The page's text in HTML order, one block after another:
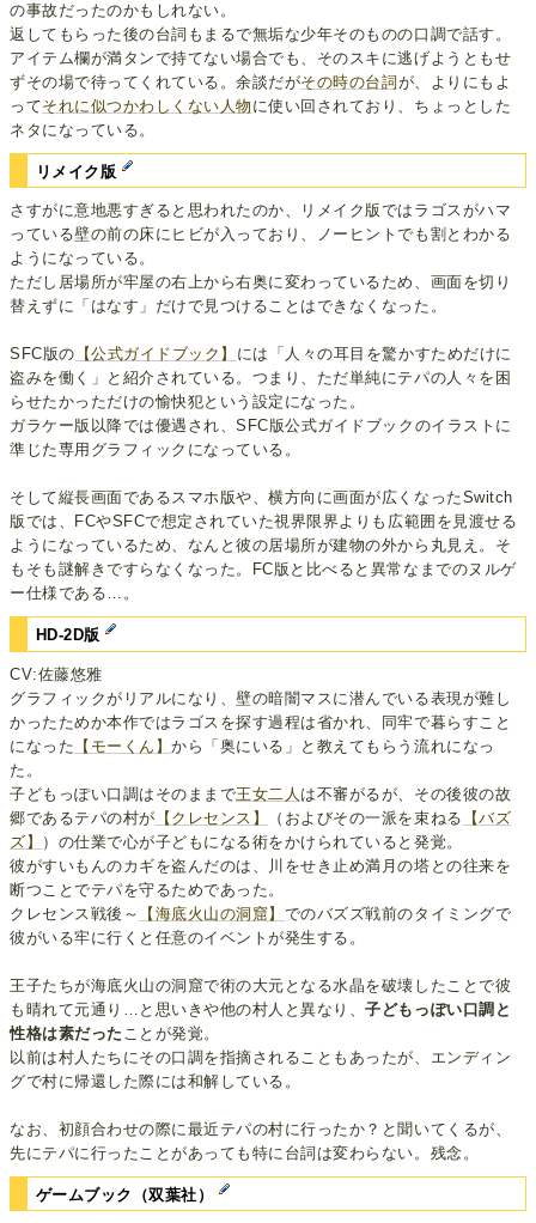
の事故だったのかもしれない。
返してもらった後の台詞もまるで無垢な少年そのものの口調で話す。
アイテム欄が満タンで持てない場合でも、そのスキに逃げようともせ
ずその場で待ってくれている。余談だがその時の台詞 が、よりにもよ
ってそれに似つかわしくない人物 に使い回されており、ちょっとした
ネタになっている。
リメイク版
さすがに意地悪すぎると思われたのか、リメイク版ではラゴスがハマ
っている壁の前の床にヒビが入っており、ノーヒントでも割とわかる
ようになっている。
ただし居場所が牢屋の右上から右奥に変わっているため、画面を切り
替えずに「はなす」だけで見つけることはできなくなった。
SFC版の 【公式ガイドブック】 には「人々の耳目を驚かすためだけに
盗みを働く」と紹介されている。つまり、ただ単純にテパの人々を困
らせたかっただけの愉快犯という設定になった。
ガラケー版以降では優遇され、SFC版公式ガイドブックのイラストに
準じた専用グラフィックになっている。
そして縦長画面であるスマホ版や、横方向に画面が広くなったSwitch
版では、FCやSFCで想定されていた視界限界よりも広範囲を見渡せる
ようになっているため、なんと彼の居場所が建物の外から丸見え。そ
もそも謎解きですらなくなった。FC版と比べると異常なまでのヌルゲ
ー仕様である…。
HD-2D版
CV:佐藤悠雅
グラフィックがリアルになり、壁の暗闇マスに潜んでいる表現が難し
かったためか本作ではラゴスを探す過程は省かれ、同牢で暮らすこと
になった 【モーくん】から「奥にいる」と教えてもらう流れになっ
た。
子どもっぽい口調はそのままで王女二人 は不審がるが、その後彼の故
郷であるテパの村が 【クレセンス】 （およびその一派を束ねる
【バズ
ズ】
）の仕業で心が子どもになる術をかけられていると発覚。
彼がすいもんのカギを盗んだのは、川をせき止め満月の塔との往来を
断つことでテパを守るためであった。
クレセンス戦後～
【海底火山の洞窟】 でのバズズ戦前のタイミングで
彼がいる牢に行くと任意のイベントが発生する。
王子たちが海底火山の洞窟で術の大元となる水晶を破壊したことで彼
も晴れて元通り…と思いきや他の村人と異なり、子どもっぽい口調と
性格は素だった ことが発覚。
以前は村人たちにその口調を指摘されることもあったが、エンディン
グで村に帰還した際には和解している。
なお、初顔合わせの際に最近テパの村に行ったか？と聞いてくるが、
先にテパに行ったことがあっても特に台詞は変わらない。残念。
ゲームブック（双葉社）